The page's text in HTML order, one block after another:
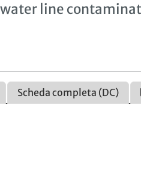
line
Scheda completa (DC)